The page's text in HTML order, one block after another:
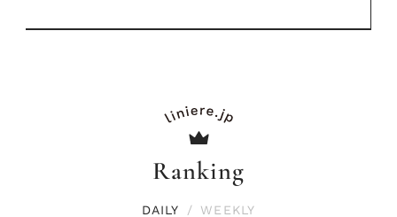
Ranking
DAILY / WEEKLY